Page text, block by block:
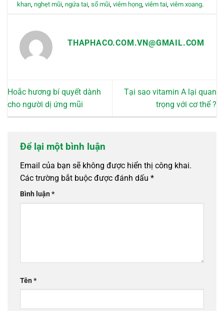
khan,nghẹt mũi,ngứa tai,sổ mũi,viêm họng,viêm tai,viêm xoang.
THAPHACO.COM.VN@GMAIL.COM
Hoắc hương bí quyết dành
cho người dị ứng mũi
Tại sao vitamin A lại quan
trọng với cơ thể ?
Để lại một bình luận
Email của bạn sẽ không được hiển thị công khai.
Các trường bắt buộc được đánh dấu *
Bình luận*
Tên*